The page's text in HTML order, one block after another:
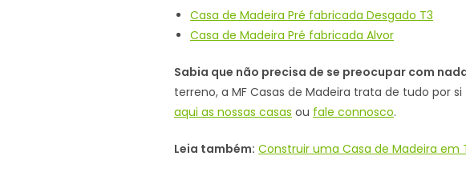
Casa de Madeira Pré fabricada Desgado T3
Casa de Madeira Pré fabricada Alvor
Sabia que não precisa de se preocupar com
terreno, a MF Casas de Madeira trata de tudo por
aqui as nossas casas ou fale connosco.
Leia também: Construir uma Casa de Madeira em